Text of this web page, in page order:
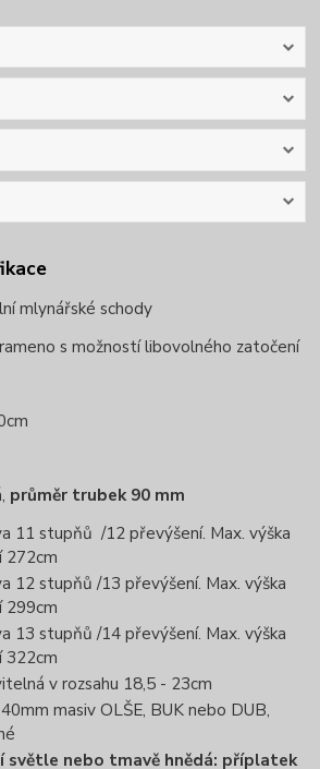
mlynářské schody
s možností libovolného zatočení
průměr trubek 90 mm
11 stupňů /12 převýšení. Max. výška
272cm
12 stupňů /13 převýšení. Max. výška
299cm
13 stupňů /14 převýšení. Max. výška
322cm
v rozsahu 18,5 - 23cm
masiv OLŠE, BUK nebo DUB,
světle nebo tmavě hnědá: příplatek